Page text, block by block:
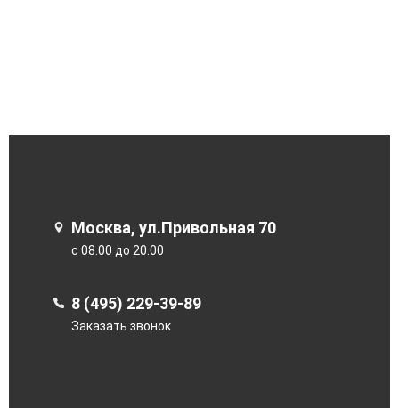
Москва, ул.Привольная 70
с 08.00 до 20.00
8 (495) 229-39-89
Заказать звонок